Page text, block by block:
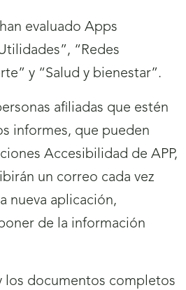
evaluado Apps
“Redes
y “Salud y bienestar”.
afiliadas que estén
informes, que pueden
Accesibilidad de APP,
un correo cada vez
nueva aplicación,
de la información
documentos completos